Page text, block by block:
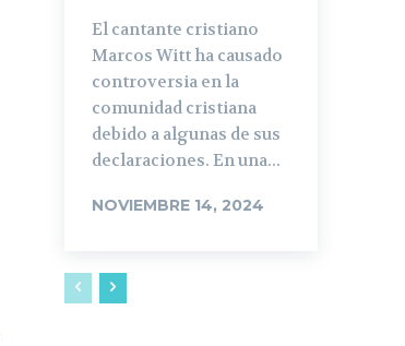
El cantante cristiano
Marcos Witt ha causado
controversia en la
comunidad cristiana
debido a algunas de sus
declaraciones. En una...
NOVIEMBRE 14, 2024